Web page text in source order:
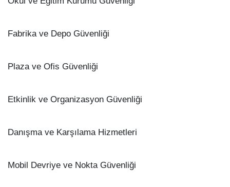
Fabrika ve Depo Güvenliği
Plaza ve Ofis Güvenliği
Etkinlik ve Organizasyon Güvenliği
Danışma ve Karşılama Hizmetleri
Mobil Devriye ve Nokta Güvenliği